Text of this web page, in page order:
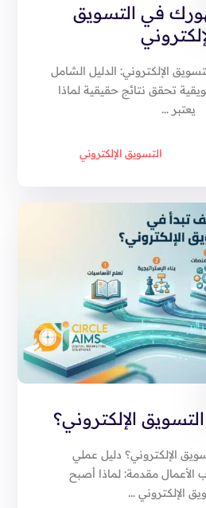
في التسويق
التسويق الإلكتروني
الإلكتروني: الدليل الشامل
تحقق نتائج حقيقية لماذا
يعتبر ...
الإلكتروني؟
الإلكتروني؟ دليل عملي
الأعمال مقدمة: لماذا أصبح
الإلكتروني ...